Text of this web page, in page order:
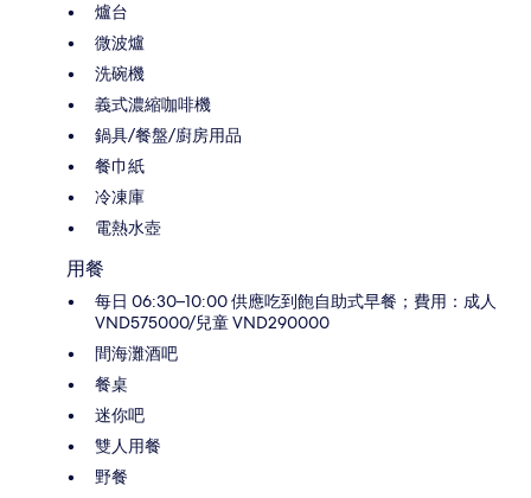
爐台
微波爐
洗碗機
義式濃縮咖啡機
鍋具/餐盤/廚房用品
餐巾紙
冷凍庫
電熱水壺
用餐
每日 06:30–10:00 供應吃到飽自助式早餐；費用：成人
VND575000/兒童 VND290000
間海灘酒吧
餐桌
迷你吧
雙人用餐
野餐